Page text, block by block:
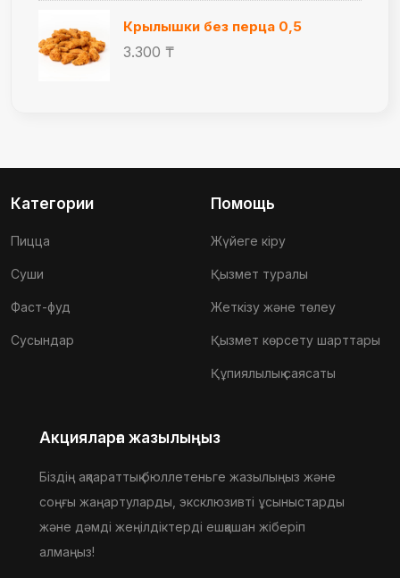
Крылышки без перца 0,5
3.300 ₸
Категории
Пицца
Суши
Фаст-фуд
Сусындар
Помощь
Жүйеге кіру
Қызмет туралы
Жеткізу және төлеу
Қызмет көрсету шарттары
Құпиялылық саясаты
Акцияларға жазылыңыз
Біздің ақпараттық бюллетеньге жазылыңыз және
соңғы жаңартуларды, эксклюзивті ұсыныстарды
және дәмді жеңілдіктерді ешқашан жіберіп
алмаңыз!